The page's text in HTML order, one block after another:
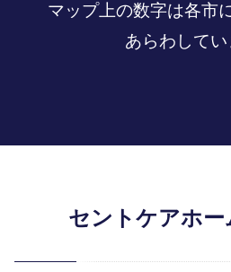
数字で見るセント
マップ上の数字は各市
あらわしてい
セントケアホー